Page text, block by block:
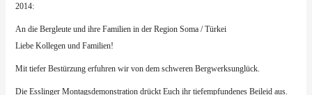
2014:
An die Bergleute und ihre Familien in der Region Soma / Türkei
Liebe Kollegen und Familien!
Mit tiefer Bestürzung erfuhren wir von dem schweren Bergwerksunglück.
Die Esslinger Montagsdemonstration drückt Euch ihr tiefempfundenes Beileid aus.